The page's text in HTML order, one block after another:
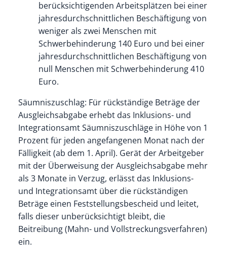
berücksichtigenden Arbeitsplätzen bei einer
jahresdurchschnittlichen Beschäftigung von
weniger als zwei Menschen mit
Schwerbehinderung 140 Euro und bei einer
jahresdurchschnittlichen Beschäftigung von
null Menschen mit Schwerbehinderung 410
Euro.
Säumniszuschlag: Für rückständige Beträge der
Ausgleichsabgabe erhebt das Inklusions- und
Integrationsamt Säumniszuschläge in Höhe von 1
Prozent für jeden angefangenen Monat nach der
Fälligkeit (ab dem 1. April). Gerät der Arbeitgeber
mit der Überweisung der Ausgleichsabgabe mehr
als 3 Monate in Verzug, erlässt das Inklusions-
und Integrationsamt über die rückständigen
Beträge einen Feststellungsbescheid und leitet,
falls dieser unberücksichtigt bleibt, die
Beitreibung (Mahn- und Vollstreckungsverfahren)
ein.